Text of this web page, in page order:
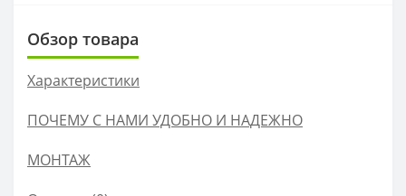
Обзор товара
Характеристики
ПОЧЕМУ С НАМИ УДОБНО И НАДЕЖНО
МОНТАЖ